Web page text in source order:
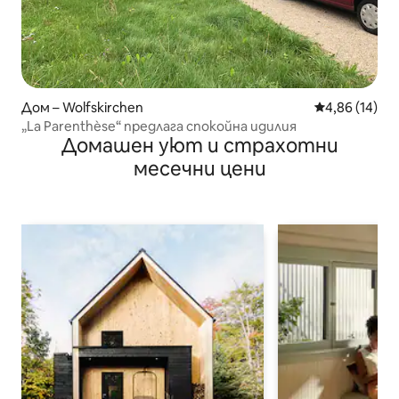
Дом – Wolfskirchen Средна
4,86 (14)
„La Parenthèse“ предлага спокойна идилия
Домашен уют и страхотни
месечни цени